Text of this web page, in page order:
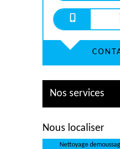
Nos services
Nous localiser
Nettoyage